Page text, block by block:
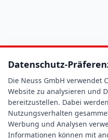
Datenschutz-
Die Neuss GmbH verwendet
Website zu analysieren und
bereitzustellen. Dabei
Nutzungsverhalten
Werbung und Analysen
Informationen können mit